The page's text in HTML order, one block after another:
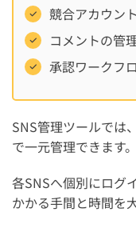
競合アカウン
コメントの管
承認ワークフ
SNS管理ツールでは
で一元管理できます。
各SNSへ個別にログ
かかる手間と時間を